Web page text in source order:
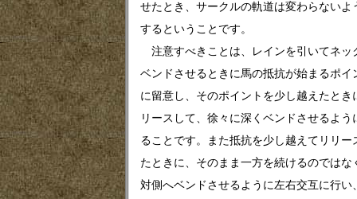
せたとき、サークルの軌道は変わらないよ
するということです。
注意すべきことは、レインを引いてネッ
ベンドさせるときに馬の抵抗が始まるポイ
に留意し、そのポイントを少し越えたとき
リースして、徐々に深くベンドさせるよう
ることです。また抵抗を少し越えてリリー
たときに、そのまま一方を続けるのではな
対側へベンドさせるように左右交互に行い